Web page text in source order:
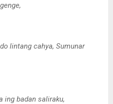
lintang cahya, Sumunar
ing badan saliraku,